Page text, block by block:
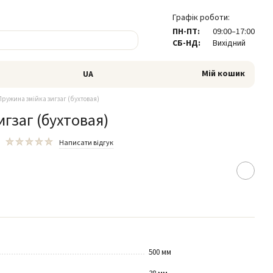
Графік роботи:
ПН-ПТ:
09:00–17:00
СБ-НД:
Вихідний
UA Мій кошик
змійка зигзаг (бухтовая)
(бухтовая)
Написати відгук
500 мм